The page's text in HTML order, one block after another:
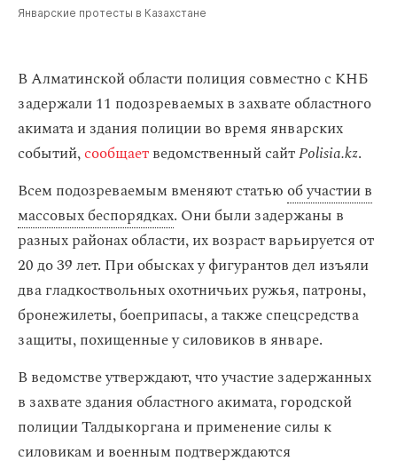
Январские протесты в Казахстане
В Алматинской области полиция совместно с КНБ
задержали 11 подозреваемых в захвате областного
акимата и здания полиции во время январских
событий,сообщаетведомственный сайтPolisia.kz.
Всем подозреваемым вменяют статью об участии в
массовых беспорядках. Они были задержаны в
разных районах области, их возраст варьируется от
20 до 39 лет. При обысках у фигурантов дел изъяли
два гладкоствольных охотничьих ружья, патроны,
бронежилеты, боеприпасы, а также спецсредства
защиты, похищенные у силовиков в январе.
В ведомстве утверждают, что участие задержанных
в захвате здания областного акимата, городской
полиции Талдыкоргана и применение силы к
силовикам и военным подтверждаются